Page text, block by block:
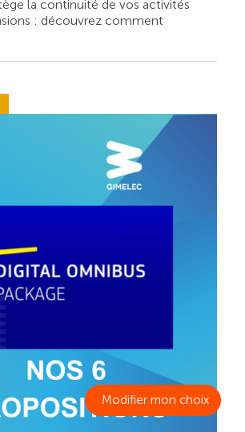
la continuité de vos activités
: découvrez comment